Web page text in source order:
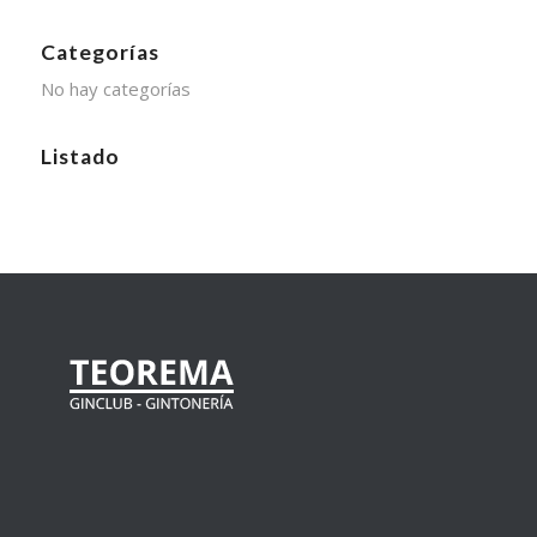
Categorías
No hay categorías
Listado